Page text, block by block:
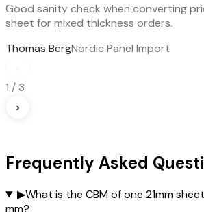
Good sanity check when converting
sheet for mixed thickness orders.
Thomas BergNordic Panel Import
1 / 3
›
Frequently Asked
▶What is the CBM of one 21mm
mm?